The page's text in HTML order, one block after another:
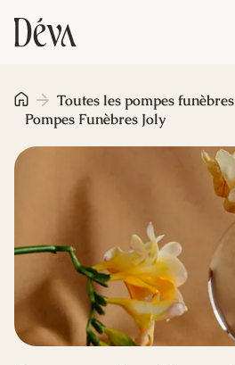
Obsèques
Prévoyance
Monument funéraire
Livraison de fleurs
Blog
Toutes les pompes funèbres
Pompes Funèbres Joly